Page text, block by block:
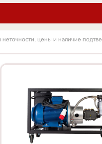
неточности, цены и наличие